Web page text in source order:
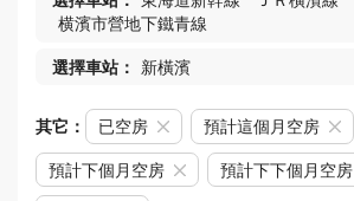
横濱市營地下鐵青線
選擇車站： 新橫濱
其它： 已空房 預計這個月空房
預計下個月空房 預計下下個月空房